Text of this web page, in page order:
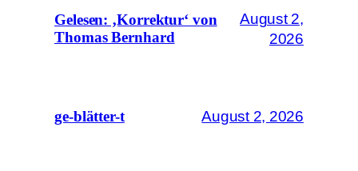
Gelesen: ‚Korrektur‘ von
Thomas Bernhard
August 2,
2026
ge-blätter-t August 2, 2026